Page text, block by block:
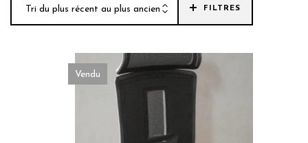
Tri du plus récent au plus ancien FILTRES
Vendu